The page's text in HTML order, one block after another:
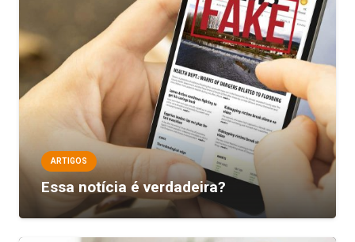
ARTIGOS
Essa notícia é verdadeira?